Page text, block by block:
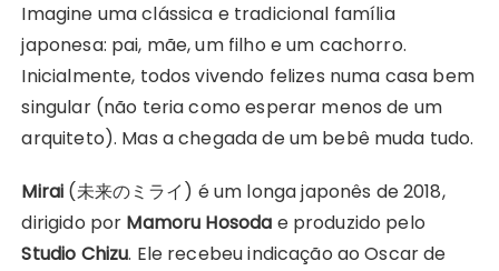
Imagine uma clássica e tradicional família
japonesa: pai, mãe, um filho e um cachorro.
Inicialmente, todos vivendo felizes numa casa bem
singular (não teria como esperar menos de um
arquiteto). Mas a chegada de um bebê muda tudo.
Mirai (未来のミライ) é um longa japonês de 2018,
dirigido por Mamoru Hosoda e produzido pelo
Studio Chizu. Ele recebeu indicação ao Oscar de